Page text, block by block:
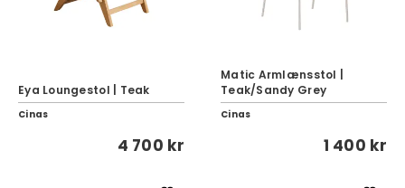
Eya Loungestol | Teak
Cinas
4 700 kr
Matic Armlænsstol |
Teak/Sandy Grey
Cinas
1 400 kr